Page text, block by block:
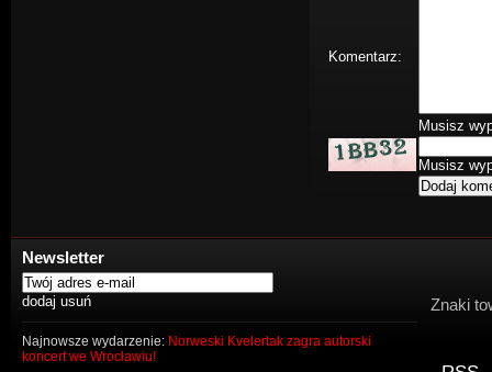
Komentarz:
Musisz
Musisz
Newsletter
Najnowsze wydarzenie: Norweski Kvelertak zagra autorski
koncert we Wrocławiu!
Znaki